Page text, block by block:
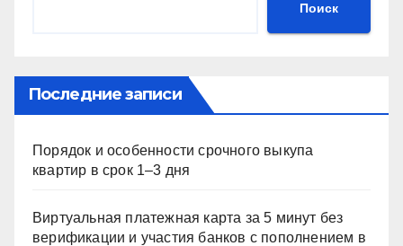
Поиск
Последние записи
Порядок и особенности срочного выкупа
квартир в срок 1–3 дня
Виртуальная платежная карта за 5 минут без
верификации и участия банков с пополнением в